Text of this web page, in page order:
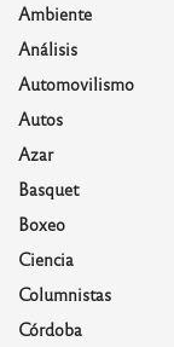
Ambiente
Análisis
Automovilismo
Autos
Azar
Basquet
Boxeo
Ciencia
Columnistas
Córdoba